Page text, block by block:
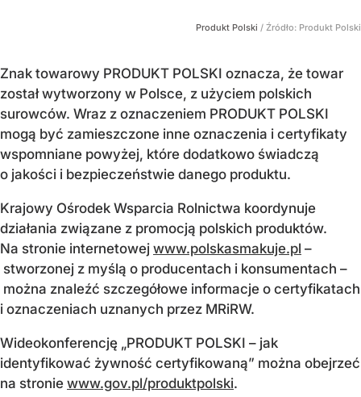
Produkt Polski / Źródło: Produkt Polski
Znak towarowy PRODUKT POLSKI oznacza, że towar
został wytworzony w Polsce, z użyciem polskich
surowców. Wraz z oznaczeniem PRODUKT POLSKI
mogą być zamieszczone inne oznaczenia i certyfikaty
wspomniane powyżej, które dodatkowo świadczą
o jakości i bezpieczeństwie danego produktu.
Krajowy Ośrodek Wsparcia Rolnictwa koordynuje
działania związane z promocją polskich produktów.
Na stronie internetowej www.polskasmakuje.pl –
stworzonej z myślą o producentach i konsumentach –
można znaleźć szczegółowe informacje o certyfikatach
i oznaczeniach uznanych przez MRiRW.
Wideokonferencję „PRODUKT POLSKI – jak
identyfikować żywność certyfikowaną” można obejrzeć
na stronie www.gov.pl/produktpolski.